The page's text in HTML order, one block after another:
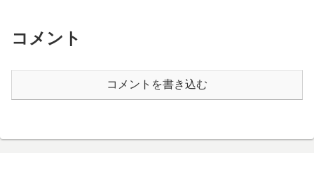
コメント
コメントを書き込む